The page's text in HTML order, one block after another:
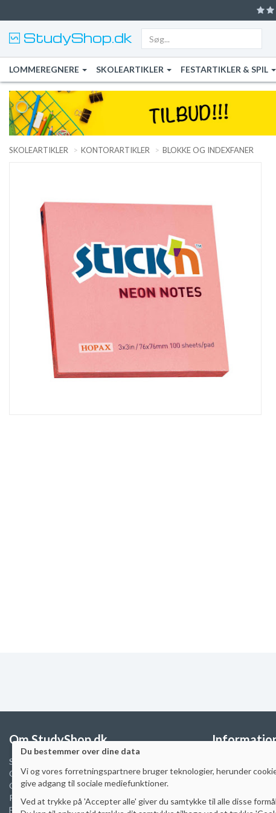
StudyShop.dk
LOMMEREGNERE SKOLEARTIKLER FESTARTIKLER & SPIL
SKOLEARTIKLER KONTORARTIKLER BLOKKE OG INDEXFANER
Om StudyShop.dk
Sikker e-handel
Cookiepolitik
Cookie indstillinger
Privatlivspolitik
Fragtpriser
Prisgaranti
Manualer
Artikler
Du bestemmer over dine data
Viog vores forretningspartnerebruger teknologier, herunder
give adgang til sociale mediefunktioner.
Ved at trykke på 'Accepter alle' giver du samtykke til alle disse